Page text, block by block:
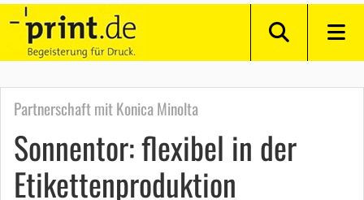
Partnerschaft mit Konica Minolta
Sonnentor: flexibel in der
Etikettenproduktion